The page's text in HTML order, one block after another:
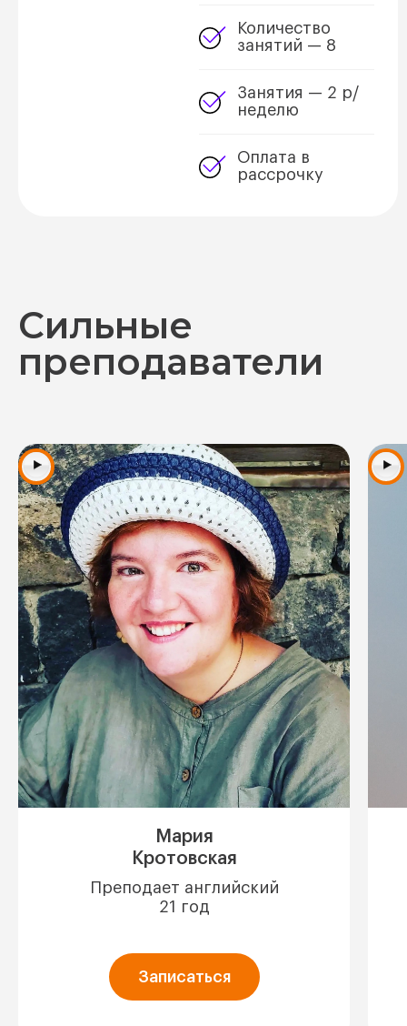
Количество
занятий — 8
Занятия — 2 р/
неделю
Оплата в
рассрочку
Сильные
преподаватели
Мария
Кротовская
Преподает английский
21 год
Записаться